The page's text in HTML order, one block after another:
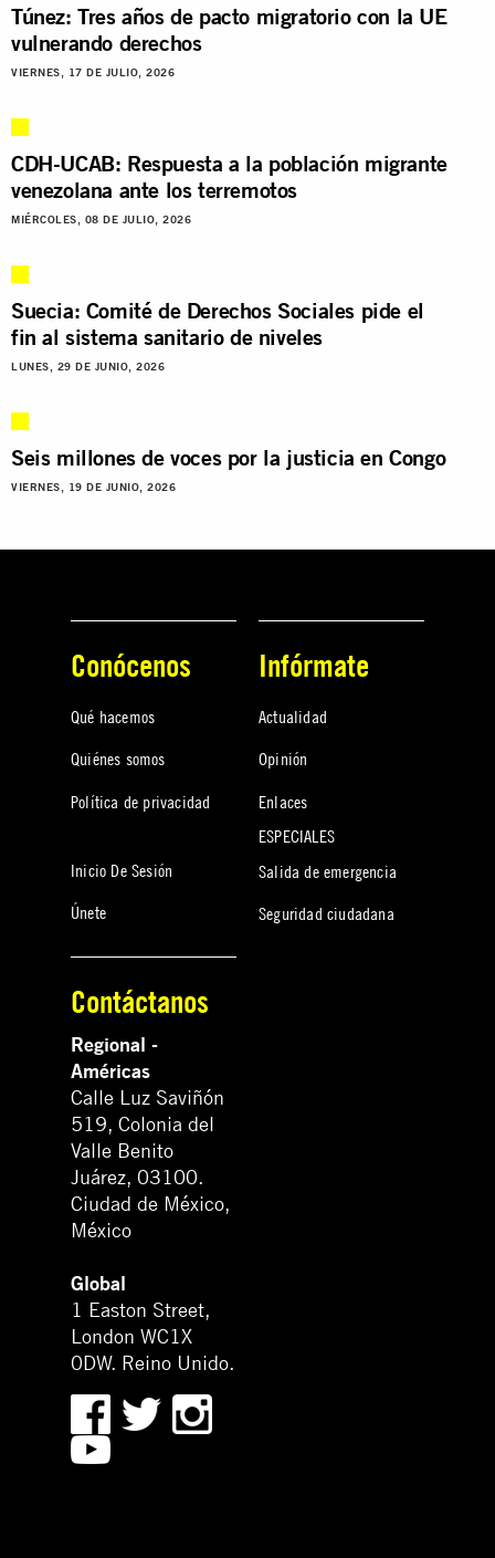
Túnez: Tres años de pacto migratorio con la UE
vulnerando derechos
VIERNES, 17 DE JULIO, 2026
CDH-UCAB: Respuesta a la población migrante
venezolana ante los terremotos
MIÉRCOLES, 08 DE JULIO, 2026
Suecia: Comité de Derechos Sociales pide el
fin al sistema sanitario de niveles
LUNES, 29 DE JUNIO, 2026
Seis millones de voces por la justicia en Congo
VIERNES, 19 DE JUNIO, 2026
Conócenos
Qué hacemos
Quiénes somos
Política de privacidad
Inicio De Sesión
Únete
Infórmate
Actualidad
Opinión
Enlaces
ESPECIALES
Salida de emergencia
Seguridad ciudadana
Contáctanos
Regional -
Américas
Calle Luz Saviñón
519, Colonia del
Valle Benito
Juárez, 03100.
Ciudad de México,
México
Global
1 Easton Street,
London WC1X
0DW. Reino Unido.